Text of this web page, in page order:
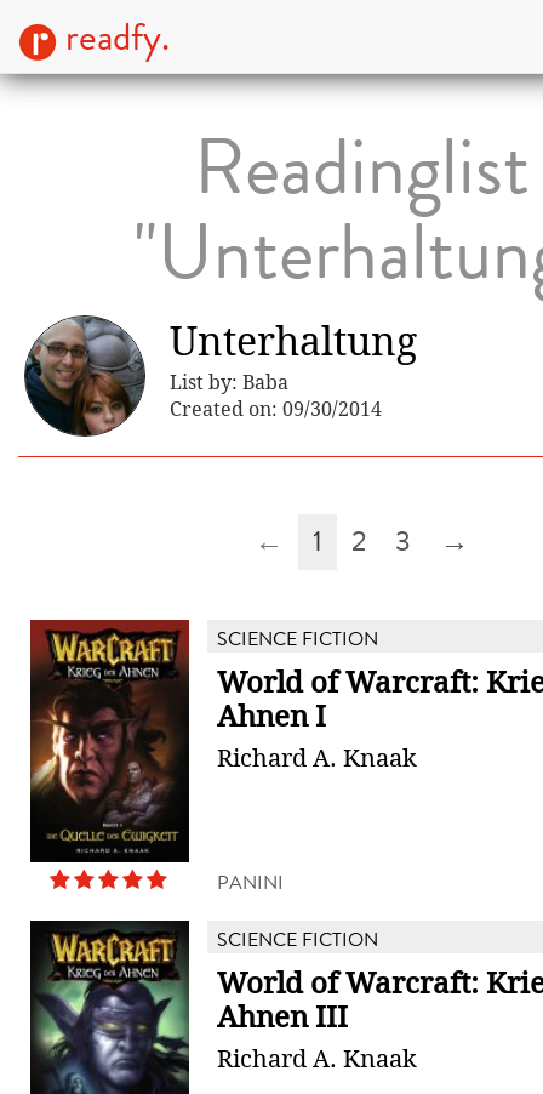
readfy.
Readinglist
Unterhaltung
List by: Baba
Created on: 09/30/2014
← 1 2 3 →
SCIENCE FICTION
World of Warcraft:
Ahnen I
Richard A. Knaak
PANINI
SCIENCE FICTION
World of Warcraft:
Ahnen III
Richard A. Knaak